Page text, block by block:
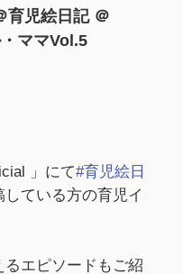
育児絵日記 ＠
ママVol.5
」にて#育児絵日
している方の育児イ
エピソードもご紹